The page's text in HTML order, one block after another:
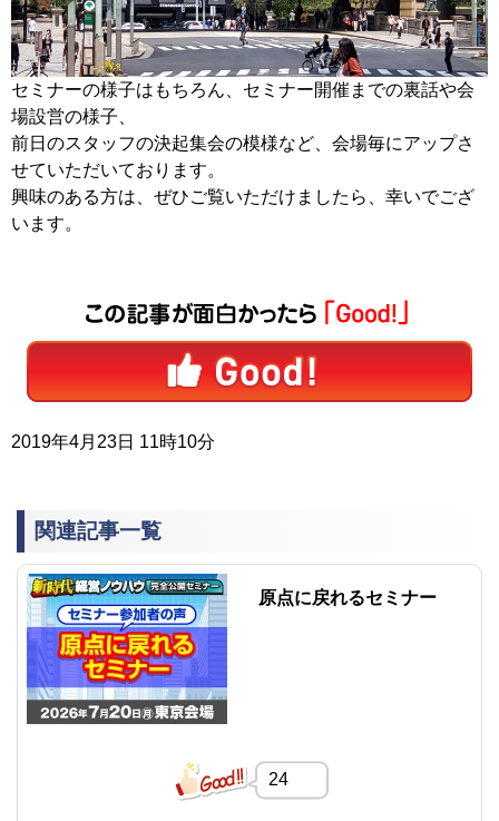
セミナーの様子はもちろん、セミナー開催までの裏話や会
場設営の様子、
前日のスタッフの決起集会の模様など、会場毎にアップさ
せていただいております。
興味のある方は、ぜひご覧いただけましたら、幸いでござ
います。
2019年4月23日 11時10分
関連記事一覧
原点に戻れるセミナー
24